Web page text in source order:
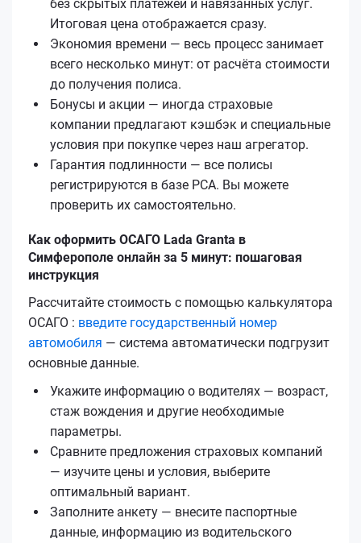
без скрытых платежей и навязанных услуг.
Итоговая цена отображается сразу.
Экономия времени — весь процесс занимает
всего несколько минут: от расчёта стоимости
до получения полиса.
Бонусы и акции — иногда страховые
компании предлагают кэшбэк и специальные
условия при покупке через наш агрегатор.
Гарантия подлинности — все полисы
регистрируются в базе РСА. Вы можете
проверить их самостоятельно.
Как оформить ОСАГО Lada Granta в
Симферополе онлайн за 5 минут: пошаговая
инструкция
Рассчитайте стоимость с помощью калькулятора
ОСАГО : введите государственный номер
автомобиля — система автоматически подгрузит
основные данные.
Укажите информацию о водителях — возраст,
стаж вождения и другие необходимые
параметры.
Сравните предложения страховых компаний
— изучите цены и условия, выберите
оптимальный вариант.
Заполните анкету — внесите паспортные
данные, информацию из водительского